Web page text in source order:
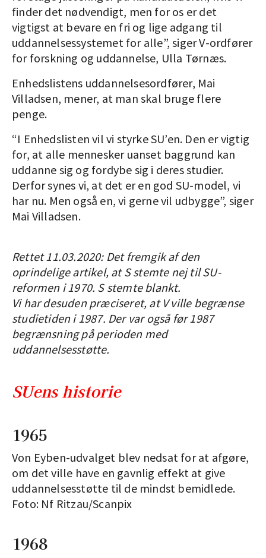
finder det nødvendigt, men for os er det
vigtigst at bevare en fri og lige adgang til
uddannelsessystemet for alle”, siger V-ordfører
for forskning og uddannelse, Ulla Tørnæs.
Enhedslistens uddannelsesordfører, Mai
Villadsen, mener, at man skal bruge flere
penge.
“I Enhedslisten vil vi styrke SU’en. Den er vigtig
for, at alle mennesker uanset baggrund kan
uddanne sig og fordybe sig i deres studier.
Derfor synes vi, at det er en god SU-model, vi
har nu. Men også en, vi gerne vil udbygge”, siger
Mai Villadsen.
Rettet 11.03.2020: Det fremgik af den
oprindelige artikel, at S stemte nej til SU-
reformen i 1970. S stemte blankt.
Vi har desuden præciseret, at V ville begrænse
studietiden i 1987. Der var også før 1987
begrænsning på perioden med
uddannelsesstøtte.
SUens historie
1965
Von Eyben-udvalget blev nedsat for at afgøre,
om det ville have en gavnlig effekt at give
uddannelsesstøtte til de mindst bemidlede.
Foto: Nf Ritzau/Scanpix
1968